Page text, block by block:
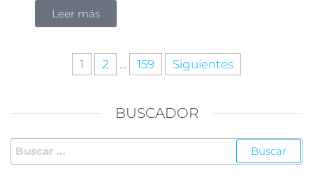
Leer más
1 2 … 159 Siguientes
BUSCADOR